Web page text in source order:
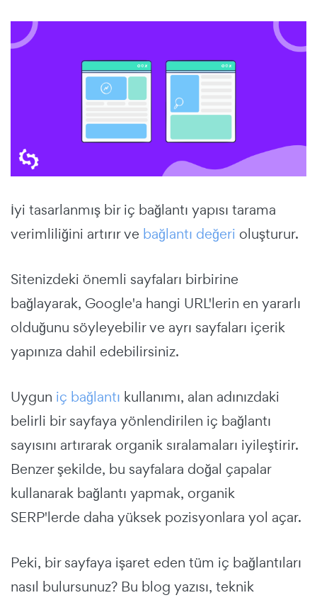
İyi tasarlanmış bir iç bağlantı yapısı tarama
verimliliğini artırır ve bağlantı değeri oluşturur.
Sitenizdeki önemli sayfaları birbirine
bağlayarak, Google'a hangi URL'lerin en yararlı
olduğunu söyleyebilir ve ayrı sayfaları içerik
yapınıza dahil edebilirsiniz.
Uygun iç bağlantı kullanımı, alan adınızdaki
belirli bir sayfaya yönlendirilen iç bağlantı
sayısını artırarak organik sıralamaları iyileştirir.
Benzer şekilde, bu sayfalara doğal çapalar
kullanarak bağlantı yapmak, organik
SERP'lerde daha yüksek pozisyonlara yol açar.
Peki, bir sayfaya işaret eden tüm iç bağlantıları
nasıl bulursunuz? Bu blog yazısı, teknik